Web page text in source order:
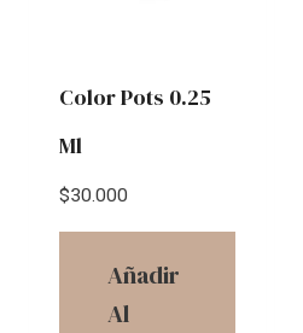
Color Pots 0.25
Ml
$30.000
Añadir
Al